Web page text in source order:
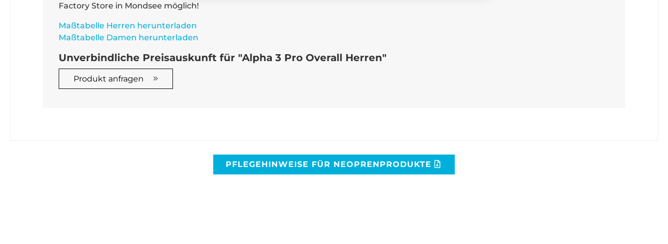
Factory Store in Mondsee möglich!
Maßtabelle Herren herunterladen
Maßtabelle Damen herunterladen
Unverbindliche Preisauskunft für "Alpha 3 Pro Overall Herren"
Produkt anfragen
PFLEGEHINWEISE FÜR NEOPRENPRODUKTE